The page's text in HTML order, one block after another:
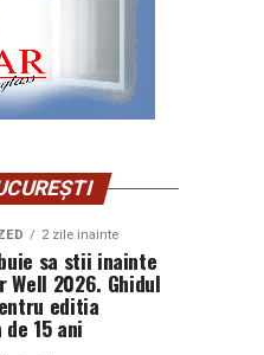
2 zile inainte
sa stii inainte
Well 2026. Ghidul
editia
15 ani